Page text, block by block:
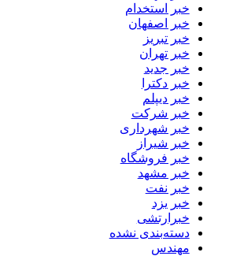
خبر استخدام
خبر اصفهان
خبر تبریز
خبر تهران
خبر جدید
خبر دکترا
خبر دیپلم
خبر شرکت
خبر شهرداری
خبر شیراز
خبر فروشگاه
خبر مشهد
خبر نفت
خبر یزد
خبرارتشی
دسته‌بندی نشده
مهندس